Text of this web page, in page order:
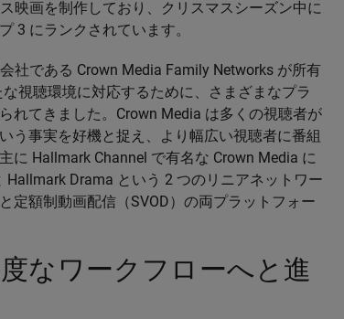
映画を制作しており、クリスマスシーズン中に
3 にランクされています。
社である Crown Media Family Networks が所有
視聴環境に対応するために、さまざまなプラ
れてきました。Crown Media は多くの視聴者が
う事実を好機と捉え、より幅広い視聴者に番組
に Hallmark Channel で有名な Crown Media に
Drama という 2 つのリニアネットワー
定額制動画配信（SVOD）の両プラットフォー
なワークフローへと進